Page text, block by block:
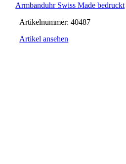
Armbanduhr Swiss Made bedruckt
Artikelnummer:40487
Artikel ansehen